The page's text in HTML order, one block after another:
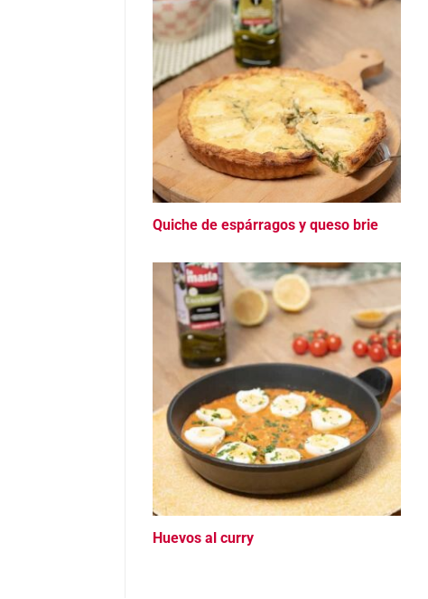
Quiche de espárragos y queso brie
Huevos al curry